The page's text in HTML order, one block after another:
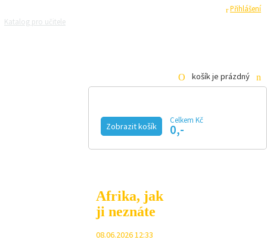
Přihlášení
Katalog pro učitele
košík je prázdný
Zobrazit košík
Celkem Kč
0,-
Afrika, jak
ji neznáte
08.06.2026 12:33